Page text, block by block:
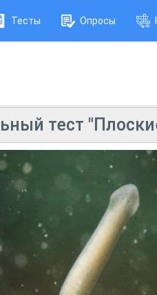
Тесты Опросы
тест